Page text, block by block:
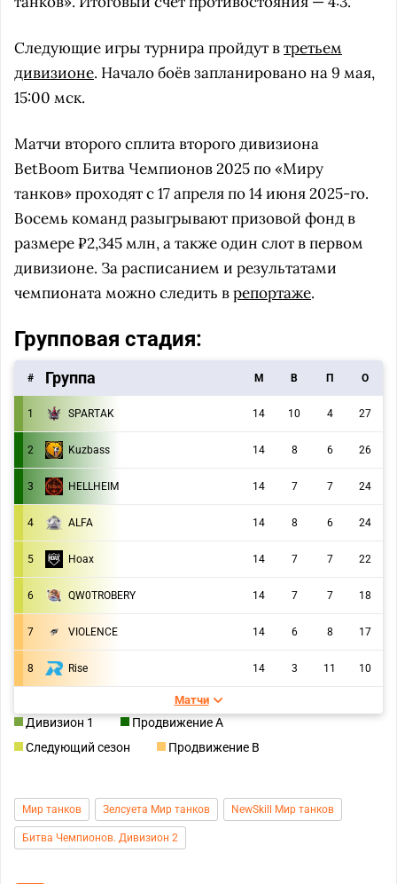
Следующие игры турнира пройдут втретьем
дивизионе. Начало боёв запланировано на 9 мая,
15:00 мск.
Матчи второго сплита второго дивизиона
BetBoom Битва Чемпионов 2025 по «Миру
танков» проходят с 17 апреля по 14 июня 2025-го.
Восемь команд разыгрывают призовой фонд в
размере ₽2,345 млн, а также один слот в первом
дивизионе. За расписанием и результатами
чемпионата можно следить врепортаже.
Групповая стадия:
# Группа M В П О
1 SPARTAK 14 10 4 27
2 Kuzbass 14 8 6 26
3 HELLHEIM 14 7 7 24
4 ALFA 14 8 6 24
5 Hoax 14 7 7 22
6 QW0TROBERY 14 7 7 18
7 VIOLENCE 14 6 8 17
8 Rise 14 3 11 10
Матчи
Дивизион 1
Продвижение A
Следующий сезон
Продвижение B
Мир танков Зелсуета Мир танков NewSkill Мир танков
Битва Чемпионов. Дивизион 2